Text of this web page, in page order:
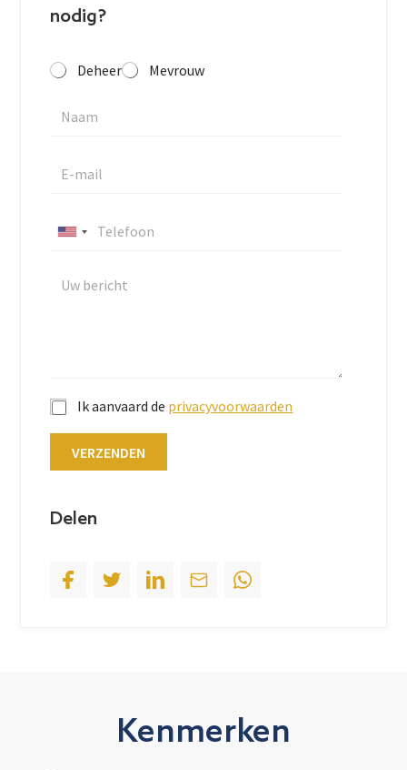
nodig?
Deheer Mevrouw
U
i
a
t
1
Ik aanvaard de privacyvoorwaarden
VERZENDEN
Delen
Kenmerken